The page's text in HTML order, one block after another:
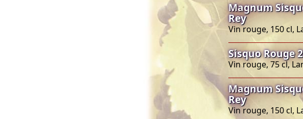
Magnum
Rey
Vin rouge, 150 cl,
Sisquo Rouge
Vin rouge, 75 cl,
Magnum
Rey
Vin rouge, 150 cl,